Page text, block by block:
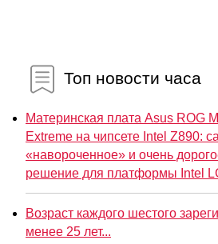
Топ новости часа
Материнская плата Asus ROG
Extreme на чипсете Intel Z890:
«навороченное» и очень
решение для платформы Intel
Возраст каждого шестого
менее 25 лет...